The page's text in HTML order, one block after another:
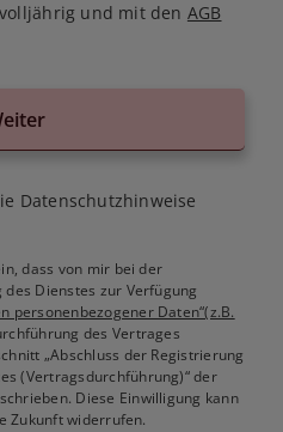
und mit den AGB
Datenschutzhinweise
dass von mir bei der
Dienstes zur Verfügung
personenbezogener Daten“(z.B.
des Vertrages
„Abschluss der Registrierung
(Vertragsdurchführung)“ der
Diese Einwilligung kann
Zukunft widerrufen.